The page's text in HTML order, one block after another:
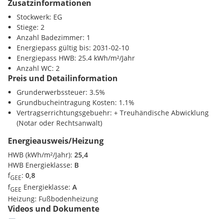
Massivbauweise:Hohlblockmauerwerk 20 cm bis 25 cm +
16 cm EPS Wärmedämmung, Reibputz
Fenster/Türen:
Wärmeschutzverglasung, Terrassentüren im EG
aushebelsicher, Rollläden elektrisch inkl. Fliegengitter
Heizung & Warmwasser:Fußbodenheizung, moderne CO₂-
neutrale Pellets-Heizung, individuelle Raumthermostate
Sicherheit & Komfort:ferngesteuertes Sektionaltor - kein
Betriebskosten (vorläufig, exkl. USt.):
ca. EUR 2,50/m² Wohnnutzfläche/Monat
Rücklage: ca. EUR 0,90/m² Wohnnutzfläche/Monat
Lagevorteile:
Ruhige Zentrumslage
von Hollabrunn, geprägt von gepflegten historischen
Einfamilienhäusern
Ausgezeichnete Infrastruktur:
Einkaufsmöglichkeiten, Bahnhof und Bushaltestellen sind
bequem in wenigen Gehminuten erreichbar
Zusatzinformationen
Stockwerk: EG
Stiege: 2
Anzahl Badezimmer: 1
Energiepass gültig bis: 2031-02-10
Energiepass HWB: 25.4 kWh/m²/Jahr
Anzahl WC: 2
Preis und Detailinformation
Grunderwerbssteuer: 3.5%
Grundbucheintragung Kosten: 1.1%
Vertragserrichtungsgebuehr: + Treuhändische Abwicklung
(Notar oder Rechtsanwalt)
Energieausweis/Heizung
HWB (kWh/m²/Jahr): 25,4
HWB Energieklasse: B
fGEE: 0,8
fGEE Energieklasse: A
Heizung: Fußbodenheizung
Videos und Dokumente